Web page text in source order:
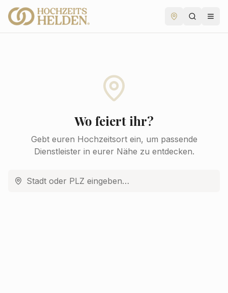
Wo feiert ihr?
Gebt euren Hochzeitsort ein, um passende
Dienstleister in eurer Nähe zu entdecken.